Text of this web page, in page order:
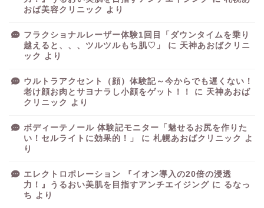
おば美容クリニック より
フラクショナルレーザー体験1回目「ダウンタイムを乗り
越えると、、、ツルツルもち肌♡」
に 天神あおばクリニ
ック より
ウルトラアクセント（顔）体験記～今からでも遅くない！
老け顔お肉とサヨナラし小顔をゲット！！
に 天神あおば
クリニック より
ボディーテノール 体験記モニター「魅せるお尻を作りた
い！セルライトに効果的！」
に 札幌あおばクリニック よ
り
エレクトロポレーション 『イオン導入の20倍の浸透
力！』うるおい美肌を目指すアンチエイジング に るなっ
ち より